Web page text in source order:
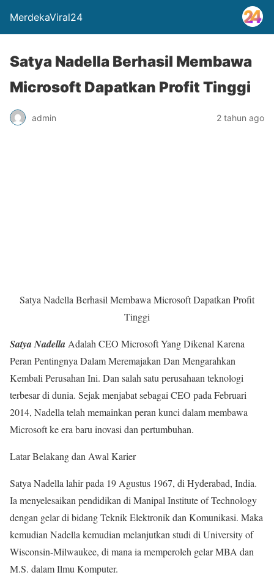
MerdekaViral24
Satya Nadella Berhasil Membawa
Microsoft Dapatkan Profit Tinggi
admin 2 tahun ago
Satya Nadella Berhasil Membawa Microsoft Dapatkan Profit
Tinggi
Satya Nadella Adalah CEO Microsoft Yang Dikenal Karena
Peran Pentingnya Dalam Meremajakan Dan Mengarahkan
Kembali Perusahan Ini. Dan salah satu perusahaan teknologi
terbesar di dunia. Sejak menjabat sebagai CEO pada Februari
2014, Nadella telah memainkan peran kunci dalam membawa
Microsoft ke era baru inovasi dan pertumbuhan.
Latar Belakang dan Awal Karier
Satya Nadella lahir pada 19 Agustus 1967, di Hyderabad, India.
Ia menyelesaikan pendidikan di Manipal Institute of Technology
dengan gelar di bidang Teknik Elektronik dan Komunikasi. Maka
kemudian Nadella kemudian melanjutkan studi di University of
Wisconsin-Milwaukee, di mana ia memperoleh gelar MBA dan
M.S. dalam Ilmu Komputer.